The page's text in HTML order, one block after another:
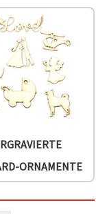
ORNAMENTE